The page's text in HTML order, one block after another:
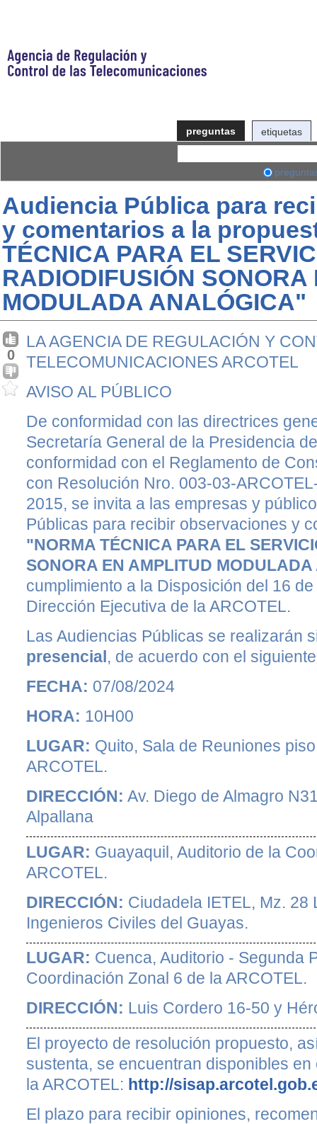
preguntas etiquetas
Audiencia Pública para
y comentarios a la
TÉCNICA PARA EL
RADIODIFUSIÓN
MODULADA ANALÓGICA"
0
LA AGENCIA DE REGULACIÓN Y
TELECOMUNICACIONES ARCOTEL
AVISO AL PÚBLICO
De conformidad con las directrices
Secretaría General de la Presidencia
conformidad con el Reglamento de
con Resolución Nro. 003-03-
2015, se invita a las empresas y
Públicas para recibir observaciones y
"NORMA TÉCNICA PARA EL
SONORA EN AMPLITUD
cumplimiento a la Disposición del 16
Dirección Ejecutiva de la ARCOTEL.
Las Audiencias Públicas se realizarán
presencial, de acuerdo con el
FECHA: 07/08/2024
HORA: 10H00
LUGAR: Quito, Sala de Reuniones
ARCOTEL.
DIRECCIÓN: Av. Diego de Almagro
Alpallana
LUGAR: Guayaquil, Auditorio de la
ARCOTEL.
DIRECCIÓN: Ciudadela IETEL, Mz. 28
Ingenieros Civiles del Guayas.
LUGAR: Cuenca, Auditorio - Segunda
Coordinación Zonal 6 de la ARCOTEL.
DIRECCIÓN: Luis Cordero 16-50 y
El proyecto de resolución propuesto,
sustenta, se encuentran disponibles
la ARCOTEL: http://
El plazo para recibir opiniones,